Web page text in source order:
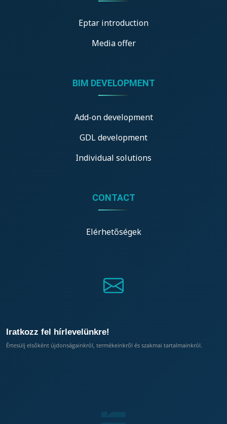
Eptar introduction
Media offer
BIM DEVELOPMENT
Add-on development
GDL development
Individual solutions
CONTACT
Elérhetőségek
Iratkozz fel hírlevelünkre!
Értesülj elsőként újdonságainkról, termékeinkről és szakmai tartalmainkról.